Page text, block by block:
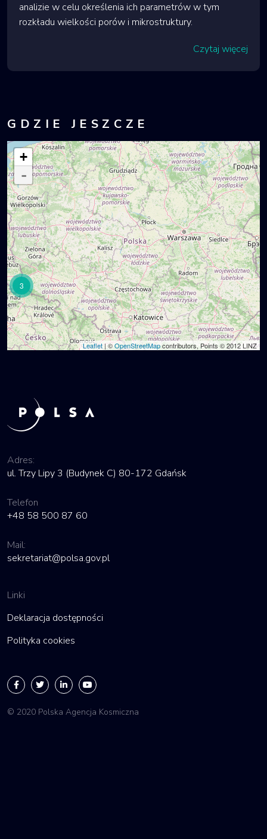
analizie w celu określenia ich parametrów w tym
rozkładu wielkości porów i mikrostruktury.
Czytaj więcej
GDZIE JESZCZE
3
+
-
Leaflet| ©OpenStreetMapcontributors, Points © 2012 LINZ
Adres:
ul. Trzy Lipy 3 (Budynek C) 80-172 Gdańsk
Telefon
+48 58 500 87 60
Mail:
sekretariat@polsa.gov.pl
Linki
Deklaracja dostępności
Polityka cookies
© 2020 Polska Agencja Kosmiczna